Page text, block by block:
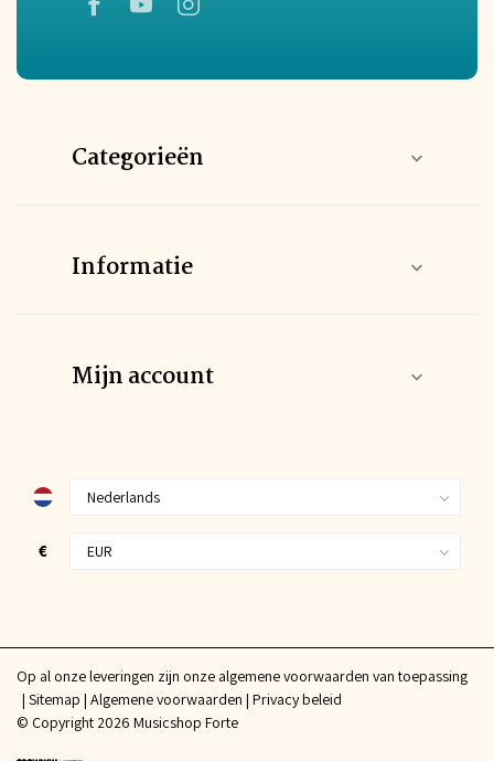
Categorieën
Informatie
Mijn account
€
Op al onze leveringen zijn onze algemene voorwaarden van toepassing
Sitemap Algemene voorwaarden Privacy beleid
© Copyright 2026 Musicshop Forte